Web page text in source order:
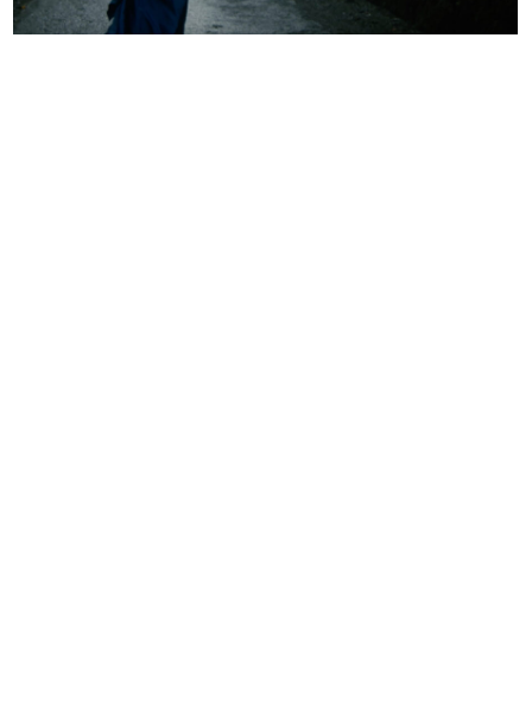
es el diseño supremo. Y esa